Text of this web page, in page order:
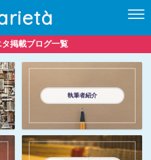
タ掲載ブログ一覧
執筆者紹介